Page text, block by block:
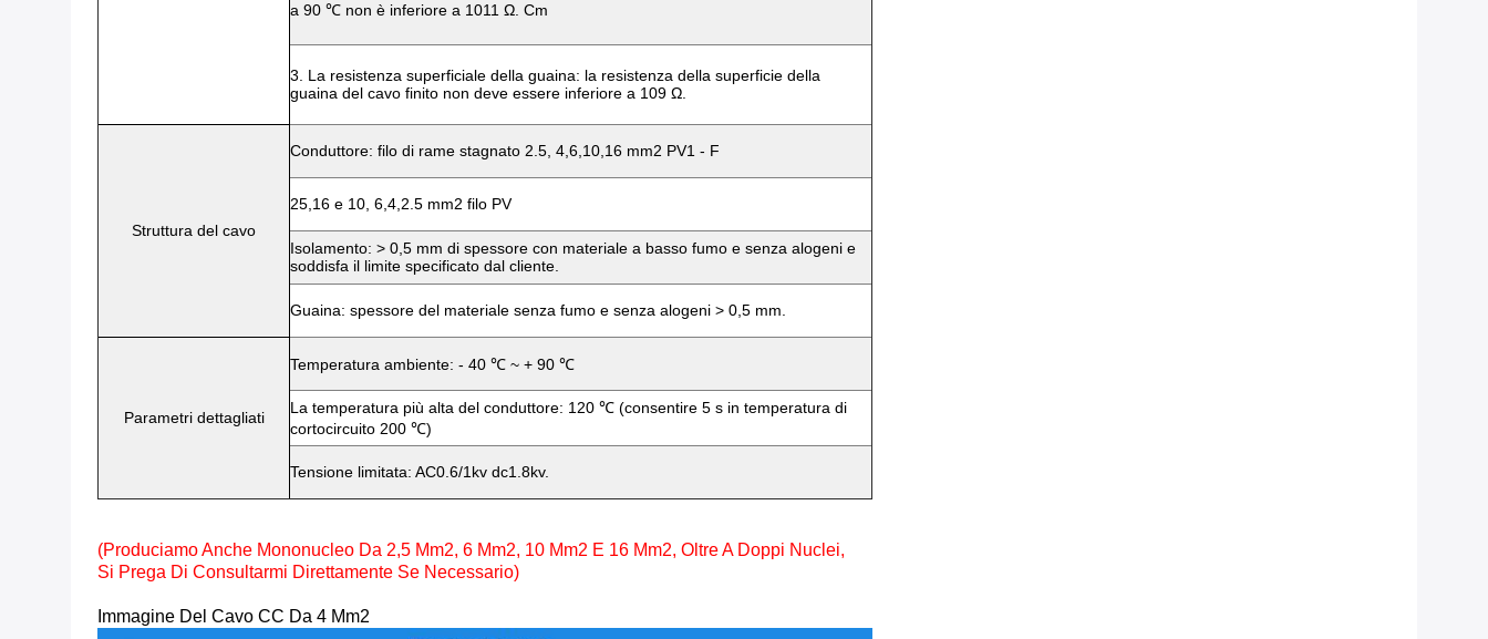
a 90 ℃ non è inferiore a 1011 Ω. Cm
3. La resistenza superficiale della guaina: la resistenza della superficie della
guaina del cavo finito non deve essere inferiore a 109 Ω.
Struttura del cavo
Conduttore: filo di rame stagnato 2.5, 4,6,10,16 mm2 PV1 - F
25,16 e 10, 6,4,2.5 mm2 filo PV
Isolamento: > 0,5 mm di spessore con materiale a basso fumo e senza alogeni e
soddisfa il limite specificato dal cliente.
Guaina: spessore del materiale senza fumo e senza alogeni > 0,5 mm.
Parametri dettagliati
Temperatura ambiente: - 40 ℃ ~ + 90 ℃
La temperatura più alta del conduttore: 120 ℃ (consentire 5 s in temperatura di
cortocircuito 200 ℃)
Tensione limitata: AC0.6/1kv dc1.8kv.
(Produciamo Anche Mononucleo Da 2,5 Mm2, 6 Mm2, 10 Mm2 E 16 Mm2, Oltre A Doppi Nuclei,
Si Prega Di Consultarmi Direttamente Se Necessario)
Immagine Del Cavo CC Da 4 Mm2